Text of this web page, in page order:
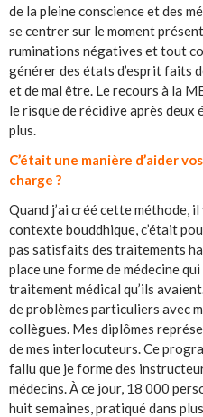
de la pleine conscience et des
se centrer sur le moment
ruminations négatives et tout
générer des états d’esprit faits
et de mal être. Le recours à la
le risque de récidive après deux
plus.
C’était une manière d’aider
charge ?
Quand j’ai créé cette méthode,
contexte bouddhique, c’était
pas satisfaits des traitements
place une forme de médecine
traitement médical qu’ils
de problèmes particuliers avec
collègues. Mes diplômes
de mes interlocuteurs. Ce
fallu que je forme des
médecins. À ce jour, 18 000
huit semaines, pratiqué dans